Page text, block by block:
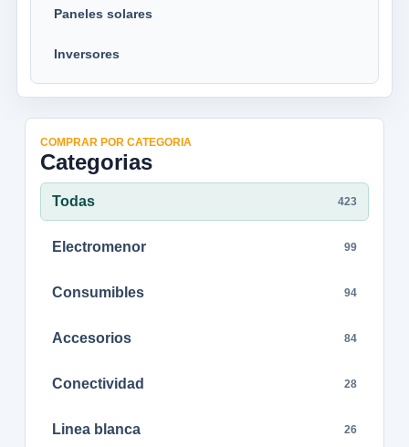
Paneles solares
Inversores
COMPRAR POR CATEGORIA
Categorias
Todas 423
Electromenor 99
Consumibles 94
Accesorios 84
Conectividad 28
Linea blanca 26